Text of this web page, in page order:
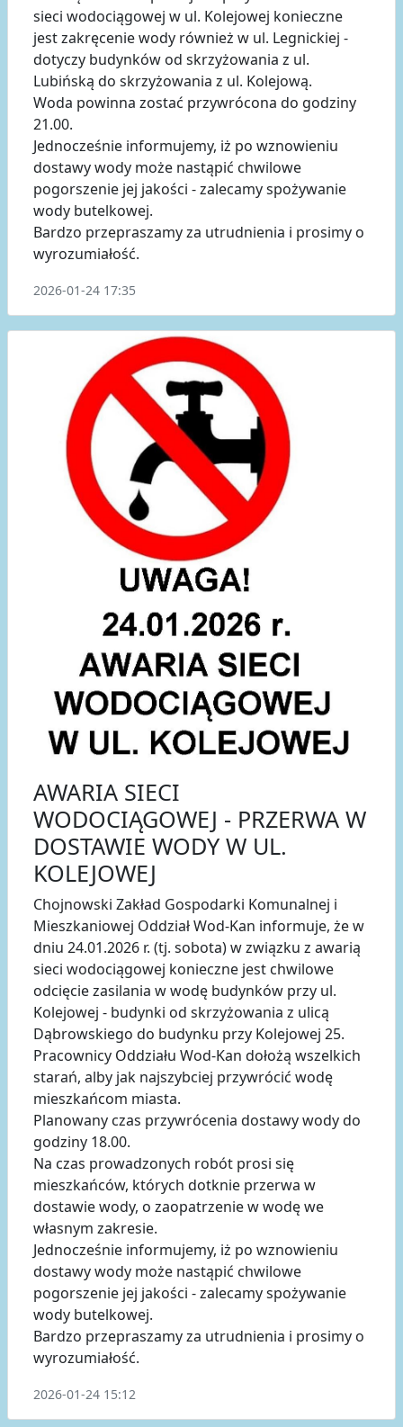
sieci wodociągowej w ul. Kolejowej konieczne
jest zakręcenie wody również w ul. Legnickiej -
dotyczy budynków od skrzyżowania z ul.
Lubińską do skrzyżowania z ul. Kolejową.
Woda powinna zostać przywrócona do godziny
21.00.
Jednocześnie informujemy, iż po wznowieniu
dostawy wody może nastąpić chwilowe
pogorszenie jej jakości - zalecamy spożywanie
wody butelkowej.
Bardzo przepraszamy za utrudnienia i prosimy o
wyrozumiałość.
2026-01-24 17:35
AWARIA SIECI
WODOCIĄGOWEJ - PRZERWA W
DOSTAWIE WODY W UL.
KOLEJOWEJ
Chojnowski Zakład Gospodarki Komunalnej i
Mieszkaniowej Oddział Wod-Kan informuje, że w
dniu 24.01.2026 r. (tj. sobota) w związku z awarią
sieci wodociągowej konieczne jest chwilowe
odcięcie zasilania w wodę budynków przy ul.
Kolejowej - budynki od skrzyżowania z ulicą
Dąbrowskiego do budynku przy Kolejowej 25.
Pracownicy Oddziału Wod-Kan dołożą wszelkich
starań, alby jak najszybciej przywrócić wodę
mieszkańcom miasta.
Planowany czas przywrócenia dostawy wody do
godziny 18.00.
Na czas prowadzonych robót prosi się
mieszkańców, których dotknie przerwa w
dostawie wody, o zaopatrzenie w wodę we
własnym zakresie.
Jednocześnie informujemy, iż po wznowieniu
dostawy wody może nastąpić chwilowe
pogorszenie jej jakości - zalecamy spożywanie
wody butelkowej.
Bardzo przepraszamy za utrudnienia i prosimy o
wyrozumiałość.
2026-01-24 15:12